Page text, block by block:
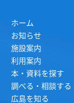
ホーム
お知らせ
施設案内
利用案内
本・資料を探す
調べる・相談する
広島を知る